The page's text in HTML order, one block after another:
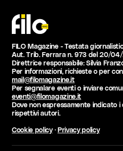
FILO Magazine - Testata
Aut. Trib. Ferrara n. 973 del 20/
Direttrice responsabile: Silvia
Per informazioni, richieste o per
mail@filomagazine.it
Per segnalare eventi o inviare
eventi@filomagazine.it
Dove non espressamente indicato
rispettivi autori.
Cookie policy·Privacy policy